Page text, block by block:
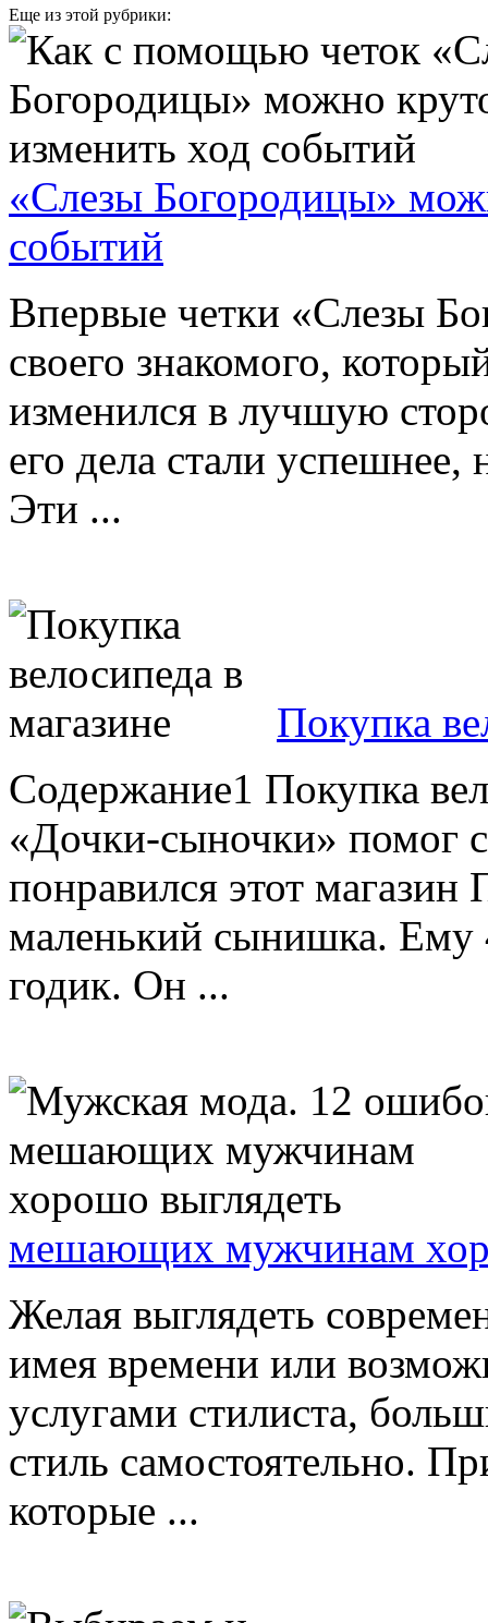
Еще из этой рубрики:
«Слезы Богородицы»
событий
Впервые четки «Слезы
своего знакомого,
изменился в лучшую
его дела стали
Эти ...
Покупка
Содержание1 Покупка
«Дочки-сыночки» помог
понравился этот
маленький сынишка. Ему
годик. Он ...
мешающих мужчинам
Желая выглядеть
имея времени или
услугами стилиста,
стиль самостоятельно.
которые ...